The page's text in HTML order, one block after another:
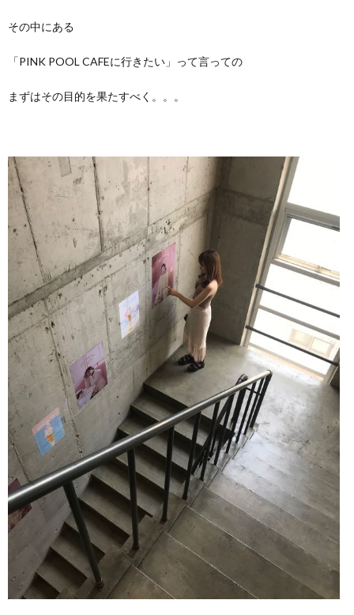
その中にある
「PINK POOL CAFEに行きたい」って言っての
まずはその目的を果たすべく。。。